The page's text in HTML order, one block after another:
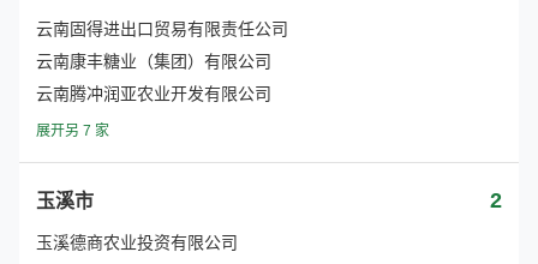
云南固得进出口贸易有限责任公司
云南康丰糖业（集团）有限公司
云南腾冲润亚农业开发有限公司
展开另 7 家
玉溪市 2
玉溪德商农业投资有限公司